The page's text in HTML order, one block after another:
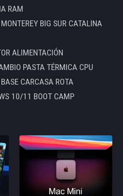
RAM
BIG SUR CATALINA
ALIMENTACIÓN
PASTA TÉRMICA CPU
CARCASA ROTA
10/11 BOOT CAMP